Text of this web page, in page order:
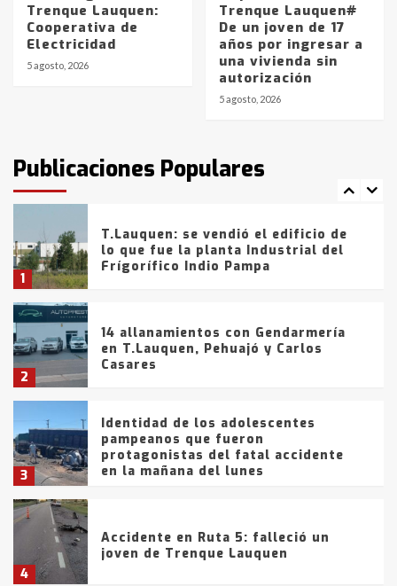
Trenque Lauquen:
Cooperativa de
Electricidad
5 agosto, 2026
Trenque Lauquen#
De un joven de 17
años por ingresar a
una vivienda sin
autorización
5 agosto, 2026
Publicaciones Populares
La Bolsa de Cereales de Bahía
Blanca anticipa que Agosto vendrá
con lluvias y heladas, en gran parte
fueron detenidos por
comercialización de drogas en la
tarde del sábado
1
T.Lauquen: se vendió el edificio de
lo que fue la planta Industrial del
Frígorífico Indio Pampa
2
14 allanamientos con Gendarmería
en T.Lauquen, Pehuajó y Carlos
Casares
3
Identidad de los adolescentes
pampeanos que fueron
protagonistas del fatal accidente
en la mañana del lunes
4
Accidente en Ruta 5: falleció un
joven de Trenque Lauquen